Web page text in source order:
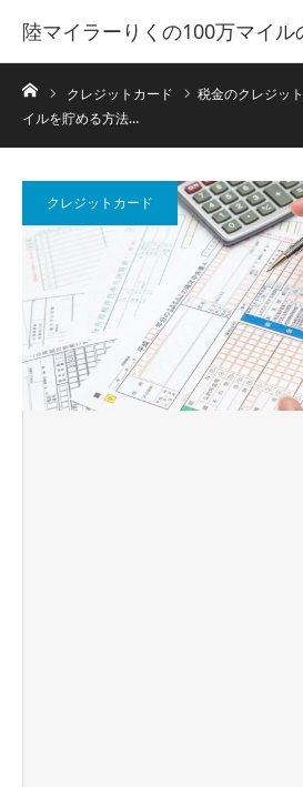
陸マイラーりくの100万マイル
ホームクレジットカード
税金のクレジッ
イルを貯める方法…
クレジットカード